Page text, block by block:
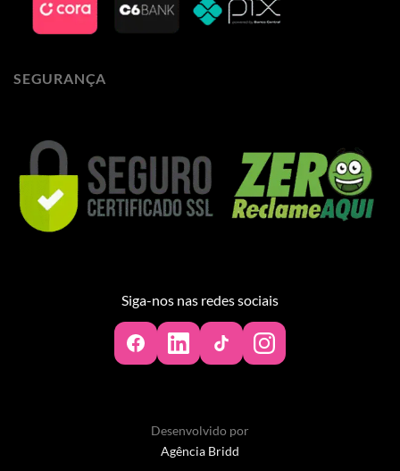
SEGURANÇA
Siga-nos nas redes sociais
Desenvolvido por
Agência Bridd